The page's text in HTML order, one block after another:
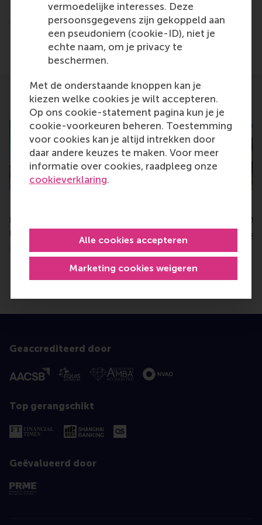
vermoedelijke interesses. Deze
persoonsgegevens zijn gekoppeld aan
een pseudoniem (cookie-ID), niet je
echte naam, om je privacy te
beschermen.
Met de onderstaande knoppen kan je
kiezen welke cookies je wilt accepteren.
Op ons cookie-statement pagina kun je je
cookie-voorkeuren beheren. Toestemming
voor cookies kan je altijd intrekken door
daar andere keuzes te maken. Voor meer
informatie over cookies, raadpleeg onze
cookieverklaring.
Marketing cookies weigeren
Alle cookies accepteren
Alumni , Corporate Communication Centre ,
Deel huidige pagina als Facebook bericht
Deel huidige pagina als X bericht
Deel huidige pagina als
Deel huidige
Related
rank top in QS global
ranking
Friday, 27 September 2024
Management
Tuesday, 24 October
Geaccrediteerd door
Top gerangschikt
Geëvalueerd door